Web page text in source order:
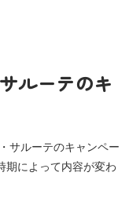
ルーテのキ
サルーテのキャンペー
期によって内容が変わ